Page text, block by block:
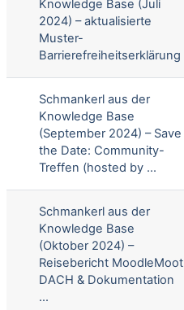
Knowledge Base (Juli
2024) – aktualisierte
Muster-
Barrierefreiheitserklärung
Schmankerl aus der
Knowledge Base
(September 2024) – Save
the Date: Community-
Treffen (hosted by ...
Schmankerl aus der
Knowledge Base
(Oktober 2024) –
Reisebericht MoodleMoot
DACH & Dokumentation
...